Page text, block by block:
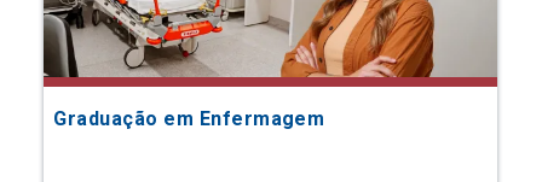
Graduação em Enfermagem